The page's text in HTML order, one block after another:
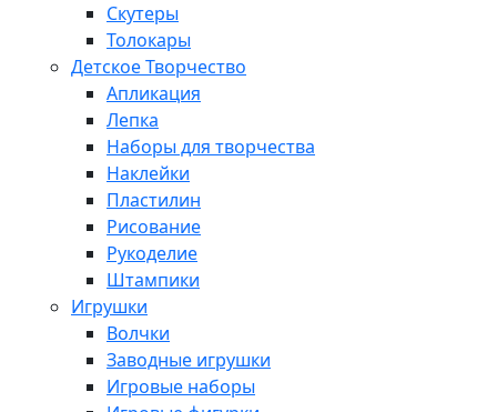
Скутеры
Толокары
Детское Творчество
Апликация
Лепка
Наборы для творчества
Наклейки
Пластилин
Рисование
Рукоделие
Штампики
Игрушки
Волчки
Заводные игрушки
Игровые наборы